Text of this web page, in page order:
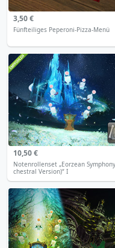
3,50 €
Fünfteiliges Peperoni-Pizza-Menü
10,50 €
Notenrollenset „Eorzean
chestral Version)“ I